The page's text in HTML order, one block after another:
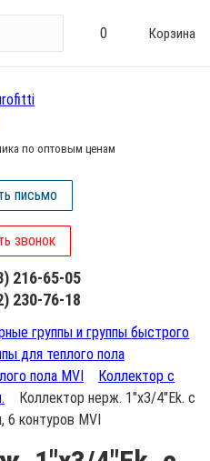
0 Корзина
по оптовым ценам
письмо
звонок
216-65-05
230-76-18
группы и группы быстрого
для теплого пола
пола MVI
Коллектор с
Коллектор нерж. 1"х3/4"Ek. c
6 контуров MVI